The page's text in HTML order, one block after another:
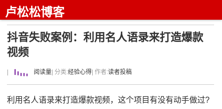
卢松松博客
抖音失败案例：利用名人语录来打造爆款
视频
阅读量 | 分类:经验心得 | 作者:读者投稿
利用名人语录来打造爆款视频，这个项目有没有动手做过?